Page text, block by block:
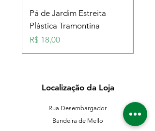
Pá de Jardim Estreita
Plástica Tramontina
Preço
R$ 18,00
Localização da Loja
Rua Desembargador
Bandeira de Mello